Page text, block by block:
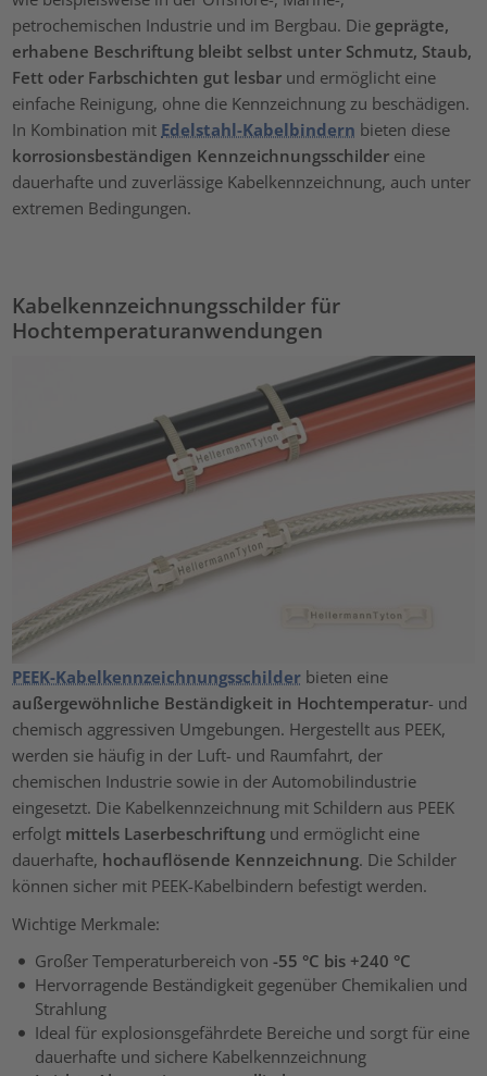
petrochemischen Industrie und im Bergbau. Die geprägte,
erhabene Beschriftung bleibt selbst unter Schmutz, Staub,
Fett oder Farbschichten gut lesbar und ermöglicht eine
einfache Reinigung, ohne die Kennzeichnung zu beschädigen.
In Kombination mit Edelstahl-Kabelbindern bieten diese
korrosionsbeständigen Kennzeichnungsschilder eine
dauerhafte und zuverlässige Kabelkennzeichnung, auch unter
extremen Bedingungen.
Kabelkennzeichnungsschilder für
Hochtemperaturanwendungen
PEEK-Kabelkennzeichnungsschilder bieten eine
außergewöhnliche Beständigkeit in Hochtemperatur- und
chemisch aggressiven Umgebungen. Hergestellt aus PEEK,
werden sie häufig in der Luft- und Raumfahrt, der
chemischen Industrie sowie in der Automobilindustrie
eingesetzt. Die Kabelkennzeichnung mit Schildern aus PEEK
erfolgt mittels Laserbeschriftung und ermöglicht eine
dauerhafte, hochauflösende Kennzeichnung. Die Schilder
können sicher mit PEEK-Kabelbindern befestigt werden.
Wichtige Merkmale:
Großer Temperaturbereich von -55 °C bis +240 °C
Hervorragende Beständigkeit gegenüber Chemikalien und
Strahlung
Ideal für explosionsgefährdete Bereiche und sorgt für eine
dauerhafte und sichere Kabelkennzeichnung